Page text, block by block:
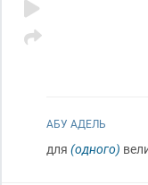
АБУ АДЕЛЬ
для (одного)